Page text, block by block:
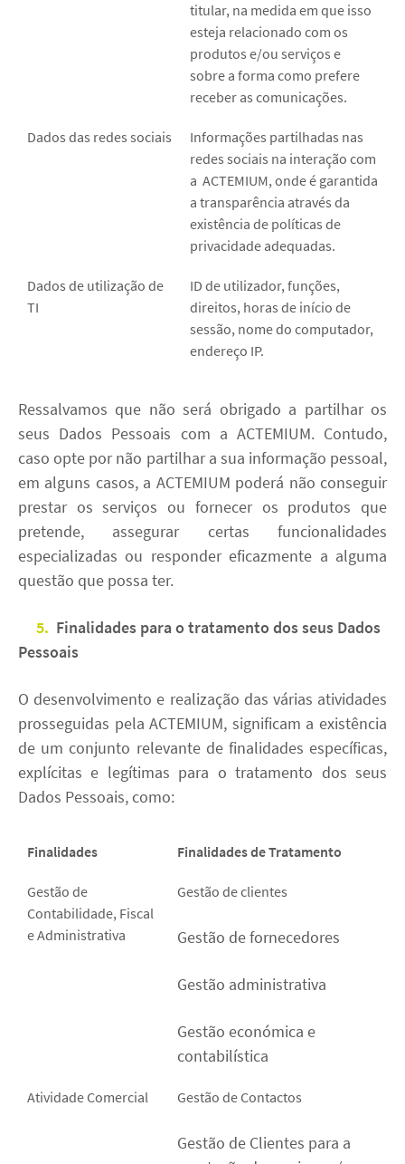
titular, na medida em que isso
esteja relacionado com os
produtos e/ou serviços e
sobre a forma como prefere
receber as comunicações.
Dados das redes sociais
Informações partilhadas nas
redes sociais na interação com
a ACTEMIUM, onde é garantida
a transparência através da
existência de políticas de
privacidade adequadas.
Dados de utilização de
TI
ID de utilizador, funções,
direitos, horas de início de
sessão, nome do computador,
endereço IP.
Ressalvamos que não será obrigado a partilhar os
seus Dados Pessoais com a ACTEMIUM. Contudo,
caso opte por não partilhar a sua informação pessoal,
em alguns casos, a ACTEMIUM poderá não conseguir
prestar os serviços ou fornecer os produtos que
pretende, assegurar certas funcionalidades
especializadas ou responder eficazmente a alguma
questão que possa ter.
5. Finalidades para o tratamento dos seus Dados
Pessoais
O desenvolvimento e realização das várias atividades
prosseguidas pela ACTEMIUM, significam a existência
de um conjunto relevante de finalidades específicas,
explícitas e legítimas para o tratamento dos seus
Dados Pessoais, como:
Finalidades Finalidades de Tratamento
Gestão de
Contabilidade, Fiscal
e Administrativa
Gestão de clientes
Gestão de fornecedores
Gestão administrativa
Gestão económica e
contabilística
Atividade Comercial Gestão de Contactos
Gestão de Clientes para a